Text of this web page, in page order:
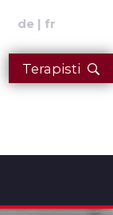
Terapisti
de fr